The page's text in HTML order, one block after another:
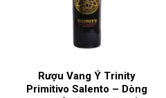
Rượu Vang Ý Trinity
Primitivo Salento – Dòng